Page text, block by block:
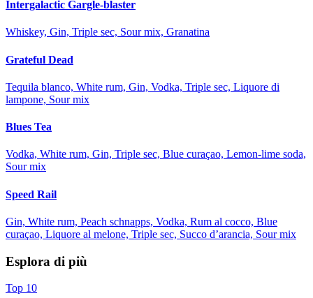
Intergalactic Gargle-blaster
Whiskey, Gin, Triple sec, Sour mix, Granatina
Grateful Dead
Tequila blanco, White rum, Gin, Vodka, Triple sec, Liquore di
lampone, Sour mix
Blues Tea
Vodka, White rum, Gin, Triple sec, Blue curaçao, Lemon-lime soda,
Sour mix
Speed Rail
Gin, White rum, Peach schnapps, Vodka, Rum al cocco, Blue
curaçao, Liquore al melone, Triple sec, Succo d’arancia, Sour mix
Esplora di più
Top 10